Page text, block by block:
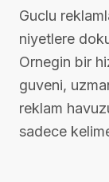
Guclu
niyetlere
Ornegin bir
guveni,
reklam
sadece